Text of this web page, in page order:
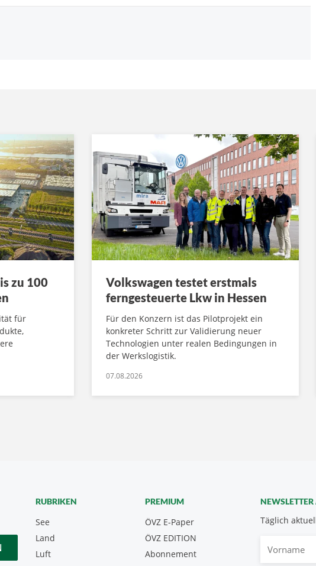
zu 100
für
Volkswagen testet erstmals
ferngesteuerte Lkw in Hessen
Für den Konzern ist das Pilotprojekt ein
konkreter Schritt zur Validierung neuer
Technologien unter realen Bedingungen in
der Werkslogistik.
07.08.2026
Täglich
RUBRIKEN
See
Land
Luft
PREMIUM
ÖVZ E-Paper
Abonnement
ÖVZ EDITION